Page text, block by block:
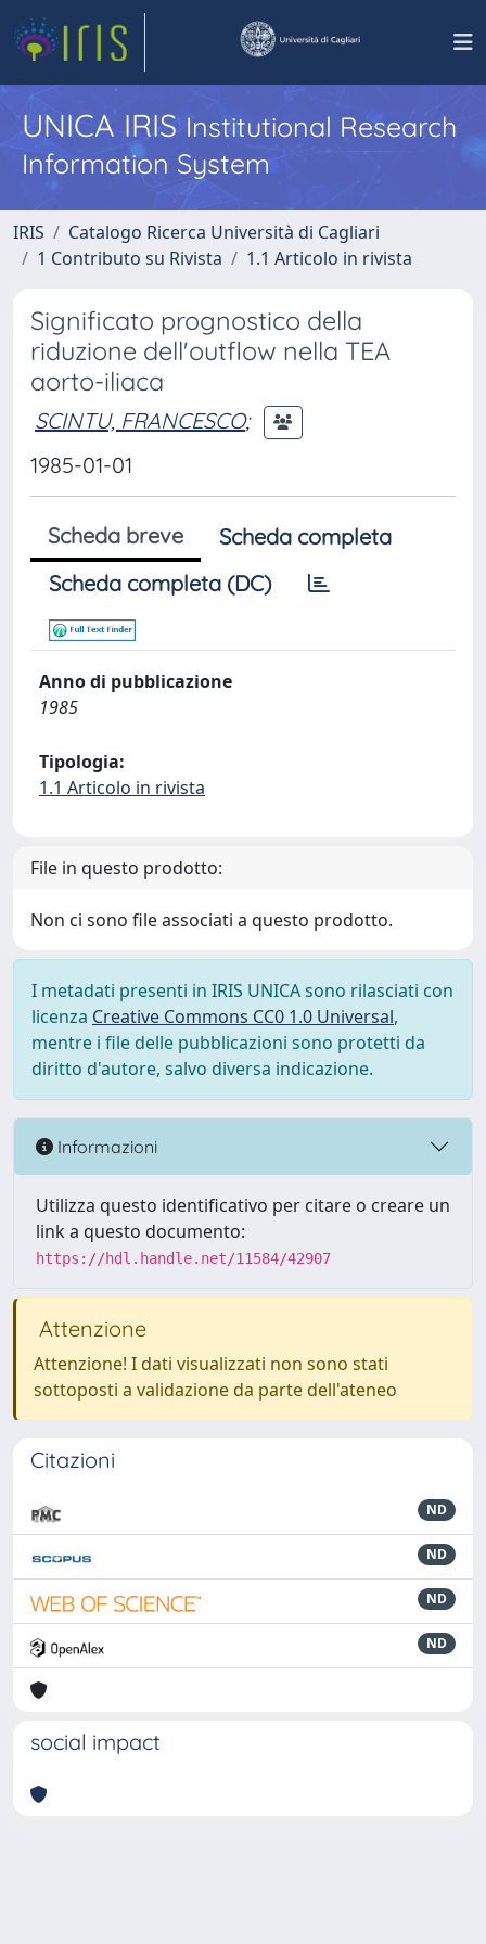
UNICA IRISInstitutional Research
Information System
IRIS
Catalogo Ricerca Università di Cagliari
1 Contributo su Rivista
1.1 Articolo in rivista
Significato prognostico della
riduzione dell'outflow nella TEA
aorto-iliaca
SCINTU, FRANCESCO;
1985-01-01
Scheda breve
Scheda completa
Scheda completa (DC)
Anno di pubblicazione
1985
Tipologia:
1.1 Articolo in rivista
File in questo prodotto:
Non ci sono file associati a questo prodotto.
I metadati presenti in IRIS UNICA sono rilasciati con
licenza Creative Commons CC0 1.0 Universal,
mentre i file delle pubblicazioni sono protetti da
diritto d'autore, salvo diversa indicazione.
Informazioni
Utilizza questo identificativo per citare o creare un
link a questo documento:
https://hdl.handle.net/11584/42907
Attenzione
Attenzione! I dati visualizzati non sono stati
sottoposti a validazione da parte dell'ateneo
Citazioni
ND
ND
ND
ND
social impact